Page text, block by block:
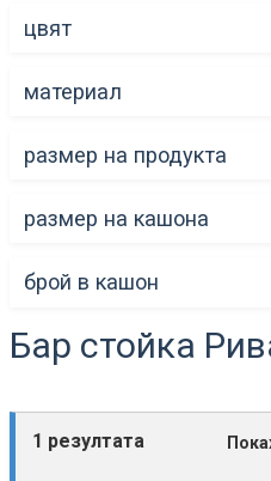
цвят
материал
размер на продукта
размер на кашона
брой в кашон
Бар стойка
1 резултата